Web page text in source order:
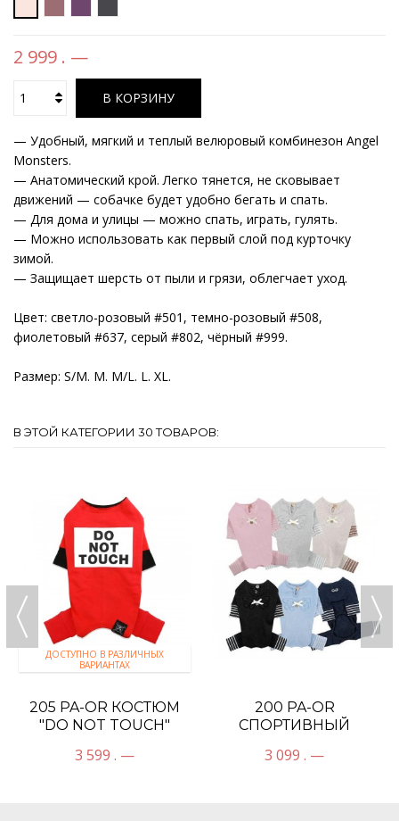
2 999 . —
В КОРЗИНУ
— Удобный, мягкий и теплый велюровый комбинезон Angel
Monsters.
— Анатомический крой. Легко тянется, не сковывает
движений — собачке будет удобно бегать и спать.
— Для дома и улицы — можно спать, играть, гулять.
— Можно использовать как первый слой под курточку
зимой.
— Защищает шерсть от пыли и грязи, облегчает уход.
Цвет: светло-розовый #501, темно-розовый #508,
фиолетовый #637, серый #802, чёрный #999.
Размер: S/M. M. M/L. L. XL.
В ЭТОЙ КАТЕГОРИИ 30 ТОВАРОВ:
ДОСТУПНО В РАЗЛИЧНЫХ
ВАРИАНТАХ
205 PA-OR КОСТЮМ
"DO NOT TOUCH"
3 599 . —
200 PA-OR
СПОРТИВНЫЙ
"АНГЕЛОЧЕК"
3 099 . —